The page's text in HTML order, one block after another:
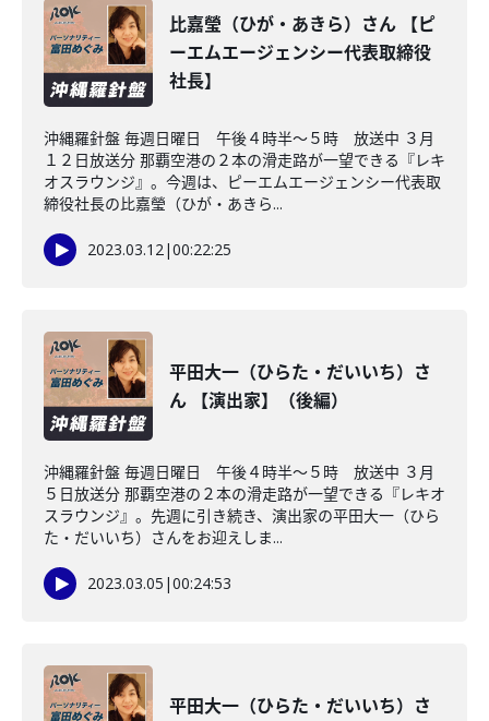
比嘉瑩（ひが・あきら）さん 【ピ
ーエムエージェンシー代表取締役
社長】
沖縄羅針盤 毎週日曜日 午後４時半～５時 放送中 ３月
１２日放送分 那覇空港の２本の滑走路が一望できる『レキ
オスラウンジ』。今週は、ピーエムエージェンシー代表取
締役社長の比嘉瑩（ひが・あきら...
2023.03.12|00:22:25
平田大一（ひらた・だいいち）さ
ん 【演出家】（後編）
沖縄羅針盤 毎週日曜日 午後４時半～５時 放送中 ３月
５日放送分 那覇空港の２本の滑走路が一望できる『レキオ
スラウンジ』。先週に引き続き、演出家の平田大一（ひら
た・だいいち）さんをお迎えしま...
2023.03.05 |00:24:53
平田大一（ひらた・だいいち）さ